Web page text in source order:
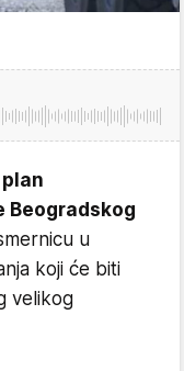
Beogradskog
u
koji će biti
velikog